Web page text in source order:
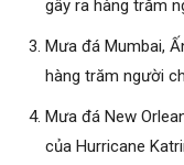
gây ra hàng trăm
Mưa đá Mumbai,
hàng trăm người
Mưa đá New
của Hurricane